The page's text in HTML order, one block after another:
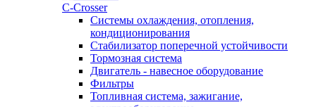
С-Сrosser
Системы охлаждения, отопления,
кондиционирования
Стабилизатор поперечной устойчивости
Тормозная система
Двигатель - навесное оборудование
Фильтры
Топливная система, зажигание,